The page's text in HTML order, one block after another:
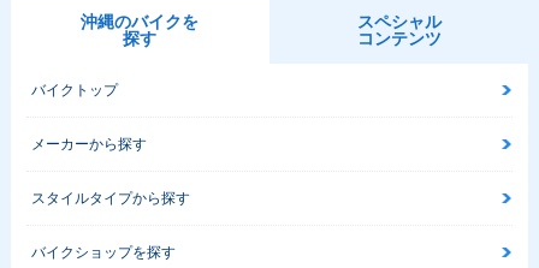
沖縄のバイクを
探す
スペシャル
コンテンツ
バイクトップ
メーカーから探す
スタイルタイプから探す
バイクショップを探す